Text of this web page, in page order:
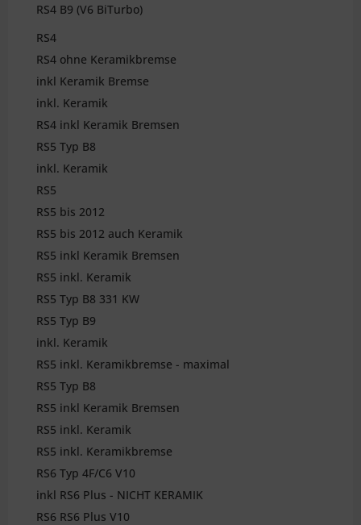
RS4 B9 (V6 BiTurbo)
RS4
RS4 ohne Keramikbremse
inkl Keramik Bremse
inkl. Keramik
RS4 inkl Keramik Bremsen
RS5 Typ B8
inkl. Keramik
RS5
RS5 bis 2012
RS5 bis 2012 auch Keramik
RS5 inkl Keramik Bremsen
RS5 inkl. Keramik
RS5 Typ B8 331 KW
RS5 Typ B9
inkl. Keramik
RS5 inkl. Keramikbremse - maximal
RS5 Typ B8
RS5 inkl Keramik Bremsen
RS5 inkl. Keramik
RS5 inkl. Keramikbremse
RS6 Typ 4F/C6 V10
inkl RS6 Plus - NICHT KERAMIK
RS6 RS6 Plus V10